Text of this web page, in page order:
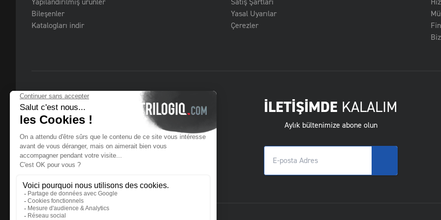
Bileşenler
Katalogları indir
Yasal Uyarılar
Çerezler
İLETİŞİMDE KALALIM
Aylık bültenimize abone olun